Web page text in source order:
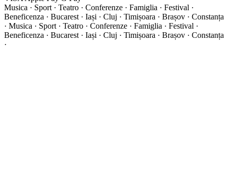
Musica · Sport · Teatro · Conferenze · Famiglia · Festival ·
Beneficenza · Bucarest · Iași · Cluj · Timișoara · Brașov · Constanța
· Musica · Sport · Teatro · Conferenze · Famiglia · Festival ·
Beneficenza · Bucarest · Iași · Cluj · Timișoara · Brașov · Constanța
·